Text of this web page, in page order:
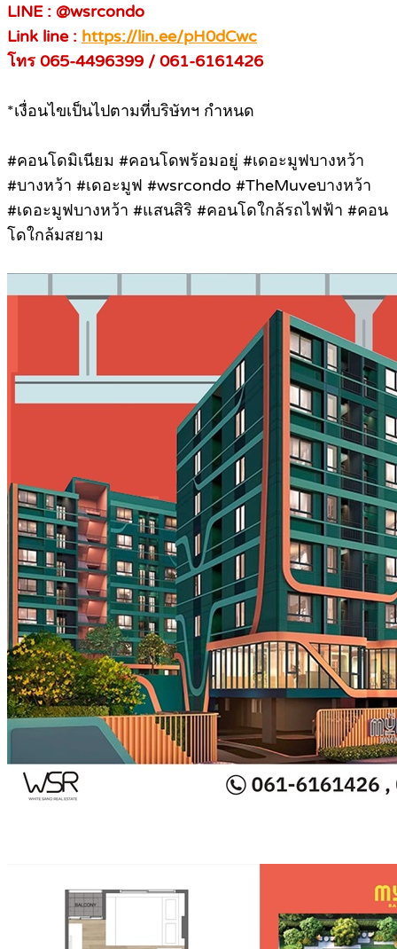
LINE : @wsrcondo
Link line : https://lin.ee/pH0dCwc
โทร 065-4496399 / 061-6161426
*เงื่อนไขเป็นไปตามที่บริษัทฯ กำหนด
#คอนโดมิเนียม #คอนโดพร้อมอยู่ #เดอะมูฟบางหว้า
#บางหว้า #เดอะมูฟ #wsrcondo #TheMuveบางหว้า
#เดอะมูฟบางหว้า #แสนสิริ #คอนโดใกล้รถไฟฟ้า #คอน
โดใกล้มสยาม